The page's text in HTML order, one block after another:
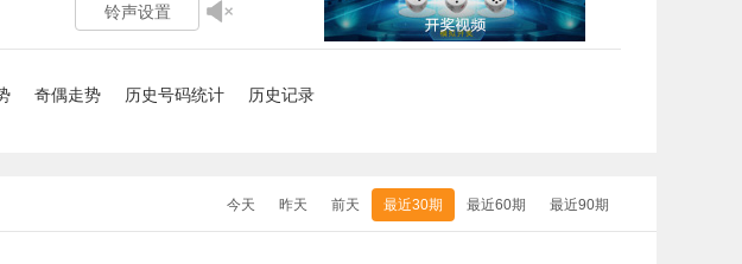
铃声设置
奇偶走势 历史号码统计 历史记录
今天 昨天 前天 最近30期 最近60期 最近90期